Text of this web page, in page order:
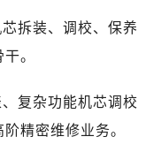
拆装、调校、保养
。
复杂功能机芯调校
精密维修业务。